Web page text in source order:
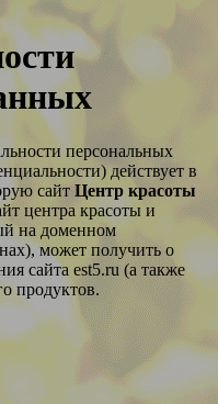
персональных
действует в
сайт Центр красоты
центра красоты и
на доменном
может получить о
сайта est5.ru (а также
продуктов.